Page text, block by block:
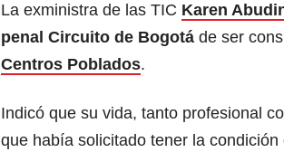
La exministra de las TIC Karen
penal Circuito de Bogotá de ser
Centros Poblados.
Indicó que su vida, tanto profesional
que había solicitado tener la condición